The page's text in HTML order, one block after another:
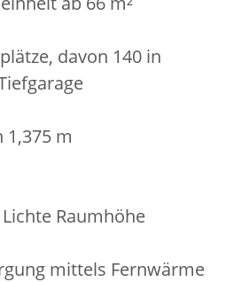
davon 140 in
1,375 m
Raum­höhe
mittels Fern­wärme